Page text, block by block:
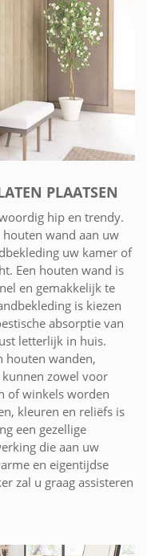
PLAATSEN
hip en trendy.
wand aan uw
uw kamer of
Een houten wand is
en gemakkelijk te
is kiezen
absorptie van
letterlijk in huis.
houten wanden,
zowel voor
of winkels worden
kleuren en reliëfs is
een gezellige
die aan uw
en eigentijdse
zal u graag assisteren